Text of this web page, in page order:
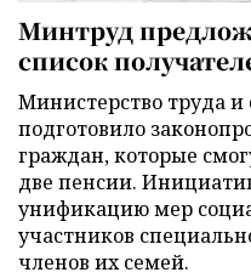
Минтруд
список
Министерство труда
подготовило
граждан, которые
две пенсии.
унификацию мер
участников
членов их семей.